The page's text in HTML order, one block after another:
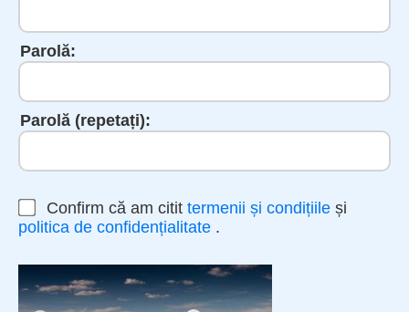
Parolă:
Parolă (repetați):
Confirm că am citit termenii și condițiile și
politica de confidențialitate .